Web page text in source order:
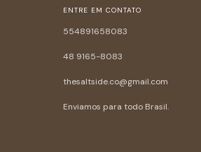
ENTRE EM CONTATO
554891658083
48 9165-8083
thesaltside.co@gmail.com
Enviamos para todo Brasil.